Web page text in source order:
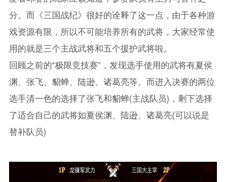
分。而《三国战纪》很好的诠释了这一点，由于各种游
戏资源有限，所以不可能培养所有的武将，大家经常使
用的就是三个主战武将和五个援护武将啦。
回顾之前的“极限竞技赛”，发现选手使用的武将有夏侯
渊、张飞、貂蝉、陆逊、诸葛亮等。而进入决赛的两位
选手清一色的选择了张飞和貂蝉(主战队员)，剩下选择
了适合自己的武将如夏侯渊、陆逊、诸葛亮(可以说是
替补队员)